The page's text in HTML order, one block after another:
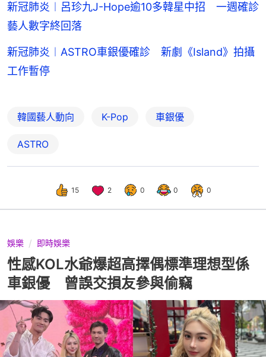
新冠肺炎︱呂珍九J-Hope逾10多韓星中招 一週確診
藝人數字終回落
新冠肺炎︱ASTRO車銀優確診 新劇《Island》拍攝
工作暫停
韓國藝人動向 K-Pop 車銀優
ASTRO
15 2 0 0 0
娛樂 即時娛樂
性感KOL水爺爆超高擇偶標準理想型係
車銀優 曾誤交損友參與偷竊